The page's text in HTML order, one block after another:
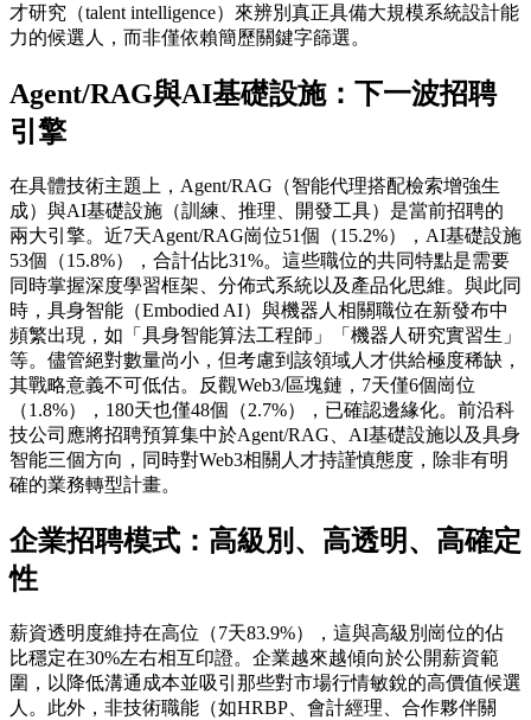
才研究（talent intelligence）來辨別真正具備大規模系統設計能
力的候選人，而非僅依賴簡歷關鍵字篩選。
Agent/RAG與AI基礎設施：下一波招聘
引擎
在具體技術主題上，Agent/RAG（智能代理搭配檢索增強生
成）與AI基礎設施（訓練、推理、開發工具）是當前招聘的
兩大引擎。近7天Agent/RAG崗位51個（15.2%），AI基礎設施
53個（15.8%），合計佔比31%。這些職位的共同特點是需要
同時掌握深度學習框架、分佈式系統以及產品化思維。與此同
時，具身智能（Embodied AI）與機器人相關職位在新發布中
頻繁出現，如「具身智能算法工程師」「機器人研究實習生」
等。儘管絕對數量尚小，但考慮到該領域人才供給極度稀缺，
其戰略意義不可低估。反觀Web3/區塊鏈，7天僅6個崗位
（1.8%），180天也僅48個（2.7%），已確認邊緣化。前沿科
技公司應將招聘預算集中於Agent/RAG、AI基礎設施以及具身
智能三個方向，同時對Web3相關人才持謹慎態度，除非有明
確的業務轉型計畫。
企業招聘模式：高級別、高透明、高確定
性
薪資透明度維持在高位（7天83.9%），這與高級別崗位的佔
比穩定在30%左右相互印證。企業越來越傾向於公開薪資範
圍，以降低溝通成本並吸引那些對市場行情敏銳的高價值候選
人。此外，非技術職能（如HRBP、會計經理、合作夥伴關